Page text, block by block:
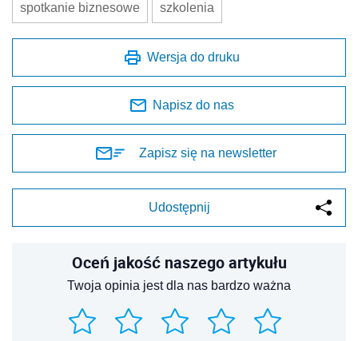
spotkanie biznesowe szkolenia
Wersja do druku
Napisz do nas
Zapisz się na newsletter
Udostępnij
Oceń jakość naszego artykułu
Twoja opinia jest dla nas bardzo ważna